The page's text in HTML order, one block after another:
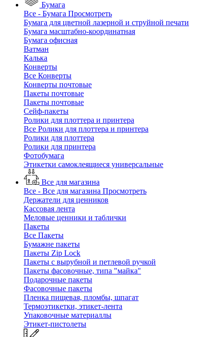
Бумага
Все - Бумага Просмотреть
Бумага для цветной лазерной и струйной печати
Бумага масштабно-координатная
Бумага офисная
Ватман
Калька
Конверты
Все Конверты
Конверты почтовые
Пакеты почтовые
Пакеты почтовые
Сейф-пакеты
Ролики для плоттера и принтера
Все Ролики для плоттера и принтера
Ролики для плоттера
Ролики для принтера
Фотобумага
Этикетки самоклеящиеся универсальные
Все для магазина
Все - Все для магазина Просмотреть
Держатели для ценников
Кассовая лента
Меловые ценники и таблички
Пакеты
Все Пакеты
Бумажне пакеты
Пакеты Zip Lock
Пакеты с вырубной и петлевой ручкой
Пакеты фасовочные, типа "майка"
Подарочные пакеты
Фасовочные пакеты
Пленка пищевая, пломбы, шпагат
Термоэтикетки, этикет-лента
Упаковочные материаллы
Этикет-пистолеты